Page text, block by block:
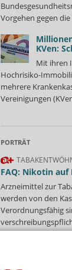
Vorgehen gegen
KVen:
Mit ihren
Hochrisiko-
mehrere
Vereinigungen
PORTRÄT
FAQ: Nikotin auf
Arzneimittel zur
werden von den
Verordnungsfähig
Mehr»